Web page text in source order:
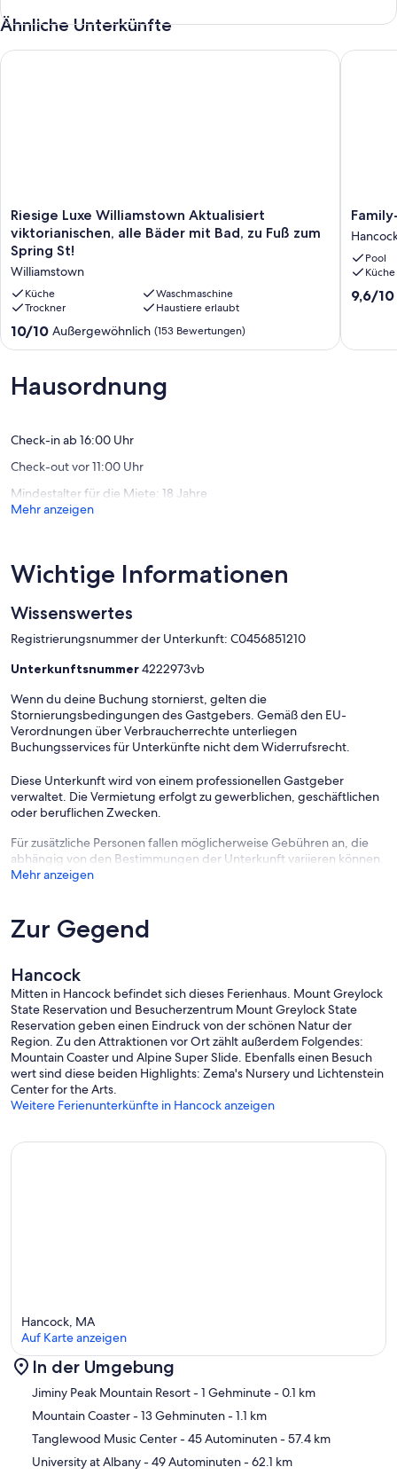
Ähnliche Unterkünfte
Riesige
Luxe
Williamstown
Aktualisiert
viktorianischen,
alle
Bäder
mit
Bad,
zum
Williamstown
Riesige Luxe Williamstown Aktualisiert
viktorianischen, alle Bäder mit Bad, zu Fuß zum
Spring St!
Williamstown
Küche
Waschmaschine
Trockner
Haustiere erlaubt
10.0
von
Außergewöhnlich,
(153
10/10 Außergewöhnlich (153 Bewertungen)
Riesige Luxe Williamstown Aktualisiert viktorianischen, alle
Family-
Friendly
Hancock
Home:
Walk
to
Pool
Küche
9.6
9,6/10
Family-
Hausordnung
Check-in ab 16:00 Uhr
Check-out vor 11:00 Uhr
Mindestalter für die Miete: 18 Jahre
Mehr anzeigen
Wichtige Informationen
Wissenswertes
Registrierungsnummer der Unterkunft: C0456851210
Unterkunftsnummer4222973vb
Wenn du deine Buchung stornierst, gelten die
Stornierungsbedingungen des Gastgebers. Gemäß den EU-
Verordnungen über Verbraucherrechte unterliegen
Buchungsservices für Unterkünfte nicht dem Widerrufsrecht.
Diese Unterkunft wird von einem professionellen Gastgeber
verwaltet. Die Vermietung erfolgt zu gewerblichen, geschäftlichen
oder beruflichen Zwecken.
Für zusätzliche Personen fallen möglicherweise Gebühren an, die
abhängig von den Bestimmungen der Unterkunft variieren können.
Mehr anzeigen
Zur Gegend
Hancock
Mitten in Hancock befindet sich dieses Ferienhaus. Mount Greylock
State Reservation und Besucherzentrum Mount Greylock State
Reservation geben einen Eindruck von der schönen Natur der
Region. Zu den Attraktionen vor Ort zählt außerdem Folgendes:
Mountain Coaster und Alpine Super Slide. Ebenfalls einen Besuch
wert sind diese beiden Highlights: Zema's Nursery und Lichtenstein
Center for the Arts.
Weitere Ferienunterkünfte in Hancock anzeigen
Karte
Hancock, MA
Auf Karte anzeigen
In der Umgebung
Jiminy Peak Mountain Resort- 1 Gehminute- 0.1 km
Mountain Coaster- 13 Gehminuten- 1.1 km
Tanglewood Music Center- 45 Autominuten- 57.4 km
University at Albany- 49 Autominuten- 62.1 km